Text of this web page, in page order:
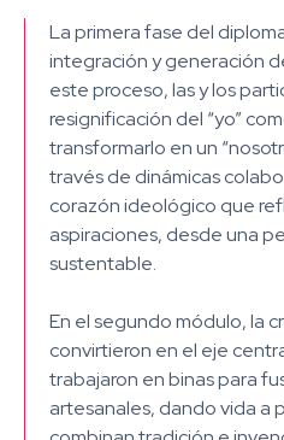
La primera fase del
integración y generación
este proceso, las y los
resignificación del “yo”
transformarlo en un
través de dinámicas
corazón ideológico que
aspiraciones, desde una
sustentable.
En el segundo módulo, la
convirtieron en el eje
trabajaron en binas para
artesanales, dando vida a